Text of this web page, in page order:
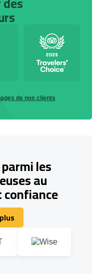
de nos clients
les
au